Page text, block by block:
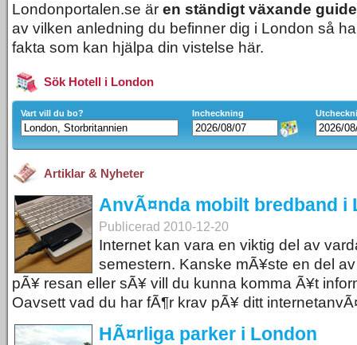
Londonportalen.se är en ständigt växande
av vilken anledning du befinner dig i London så
fakta som kan hjälpa din vistelse här.
Sök Hotell i London
Vart vill du bo? Incheckning
Artiklar & Nyheter
AnvÃ¤nda mobilt bredband i
Publicerad 2010-12-20
Internet kan vara en viktig del av
semestern. Kanske mÃ¥ste en del
pÃ¥ resan eller sÃ¥ vill du kunna komma Ã¥t
Oavsett vad du har fÃ¶r krav pÃ¥ ditt
HÃ¤rliga parker i London